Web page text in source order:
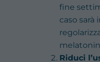
fine
caso sarà
Riduci